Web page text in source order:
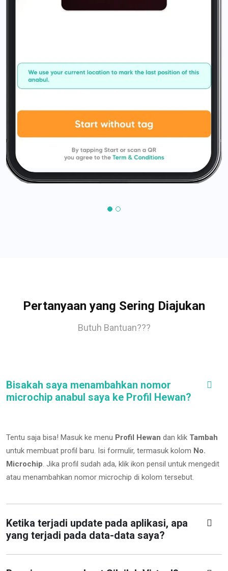
Pertanyaan yang Sering Diajukan
Butuh Bantuan???
Bisakah saya menambahkan nomor
microchip anabul saya ke Profil Hewan?
Tentu saja bisa! Masuk ke menu Profil Hewan dan klik Tambah
untuk membuat profil baru. Isi formulir, termasuk kolom No.
Microchip. Jika profil sudah ada, klik ikon pensil untuk mengedit
atau menambahkan nomor microchip di kolom tersebut.
Ketika terjadi update pada aplikasi, apa
yang terjadi pada data-data saya?